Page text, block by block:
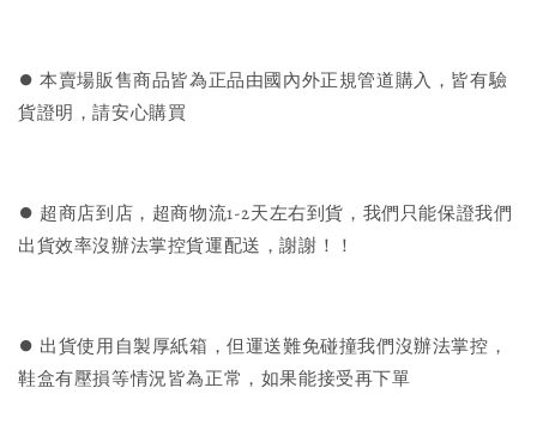
⏺︎ 本賣場販售商品皆為正品由國內外正規管道購入，皆有驗
貨證明，請安心購買
⏺︎ 超商店到店，超商物流1-2天左右到貨，我們只能保證我們
出貨效率沒辦法掌控貨運配送，謝謝！！
⏺︎ 出貨使用自製厚紙箱，但運送難免碰撞我們沒辦法掌控，
鞋盒有壓損等情況皆為正常，如果能接受再下單